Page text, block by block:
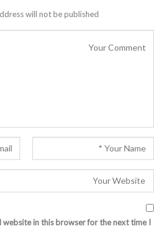
will not be published.
website in this browser for the next time I